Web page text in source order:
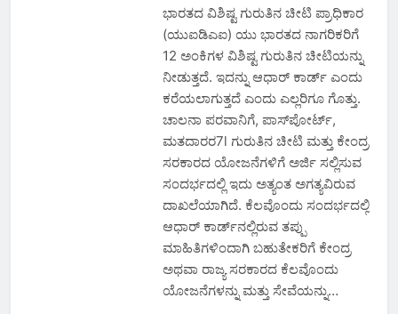
ಭಾರತದ ವಿಶಿಷ್ಟ ಗುರುತಿನ ಚೀಟಿ ಪ್ರಾಧಿಕಾರ
(ಯುಐಡಿಎಐ) ಯು ಭಾರತದ ನಾಗರಿಕರಿಗೆ
12 ಅಂಕಿಗಳ ವಿಶಿಷ್ಟ ಗುರುತಿನ ಚೀಟಿಯನ್ನು
ನೀಡುತ್ತದೆ. ಇದನ್ನು ಆಧಾರ್‌ ಕಾರ್ಡ್‌ ಎಂದು
ಕರೆಯಲಾಗುತ್ತದೆ ಎಂದು ಎಲ್ಲರಿಗೂ ಗೊತ್ತು.
ಚಾಲನಾ ಪರವಾನಿಗೆ, ಪಾಸ್‌ಪೋರ್ಟ್‌,
ಮತದಾರರ7l ಗುರುತಿನ ಚೀಟಿ ಮತ್ತು ಕೇಂದ್ರ
ಸರಕಾರದ ಯೋಜನೆಗಳಿಗೆ ಅರ್ಜಿ ಸಲ್ಲಿಸುವ
ಸಂದರ್ಭದಲ್ಲಿ ಇದು ಅತ್ಯಂತ ಅಗತ್ಯವಿರುವ
ದಾಖಲೆಯಾಗಿದೆ. ಕೆಲವೊಂದು ಸಂದರ್ಭದಲ್ಲಿ
ಆಧಾರ್‌ ಕಾರ್ಡ್‌ನಲ್ಲಿರುವ ತಪ್ಪು
ಮಾಹಿತಿಗಳಿಂದಾಗಿ ಬಹುತೇಕರಿಗೆ ಕೇಂದ್ರ
ಅಥವಾ ರಾಜ್ಯ ಸರಕಾರದ ಕೆಲವೊಂದು
ಯೋಜನೆಗಳನ್ನು ಮತ್ತು ಸೇವೆಯನ್ನು…